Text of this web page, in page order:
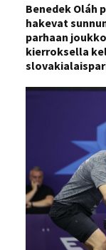
Benedek Oláh
hakevat
parhaan
kierroksella